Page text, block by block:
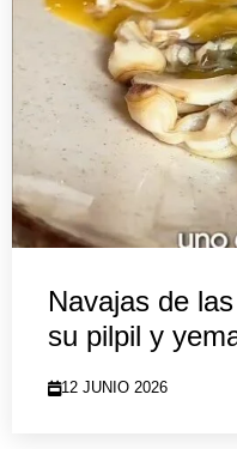
Navajas de
su pilpil y
12 JUNIO 2026